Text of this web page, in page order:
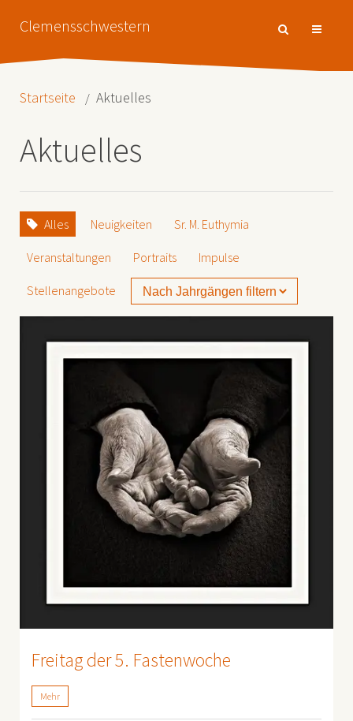
Clemensschwestern
Startseite Aktuelles
Aktuelles
Alles Neuigkeiten Sr. M. Euthymia
Veranstaltungen Portraits Impulse
Stellenangebote
Freitag der 5. Fastenwoche
Mehr